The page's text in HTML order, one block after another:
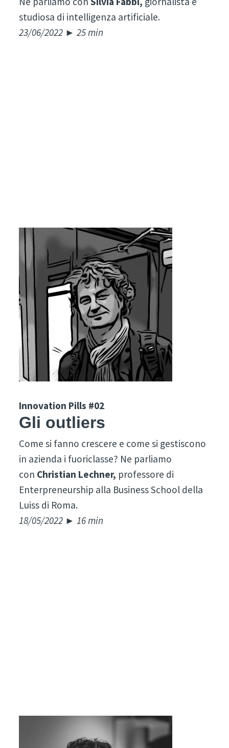
studiosa di intelligenza artificiale.
23/06/2022 ► 25 min
Innovation Pills #02
Gli outliers
Come si fanno crescere e come si gestiscono
in azienda i fuoriclasse? Ne parliamo
con Christian Lechner, professore di
Enterpreneurship alla Business School della
Luiss di Roma.
18/05/2022 ► 16 min